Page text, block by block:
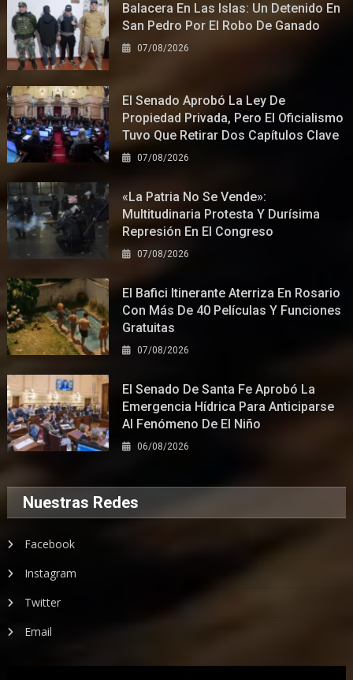
Balacera En Las Islas: Un Detenido En
San Pedro Por El Robo De Ganado
07/08/2026
El Senado Aprobó La Ley De
Propiedad Privada, Pero El Oficialismo
Tuvo Que Retirar Dos Capítulos Clave
07/08/2026
«La Patria No Se Vende»:
Multitudinaria Protesta Y Durísima
Represión En El Congreso
07/08/2026
El Bafici Itinerante Aterriza En Rosario
Con Más De 40 Películas Y Funciones
Gratuitas
07/08/2026
El Senado De Santa Fe Aprobó La
Emergencia Hídrica Para Anticiparse
Al Fenómeno De El Niño
06/08/2026
Nuestras Redes
Facebook
Instagram
Twitter
Email